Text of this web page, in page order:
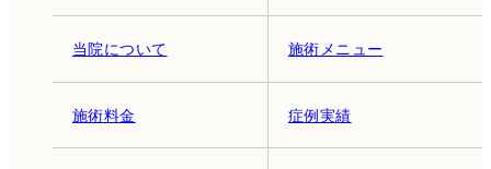
当院について 施術メニュー
施術料金 症例実績